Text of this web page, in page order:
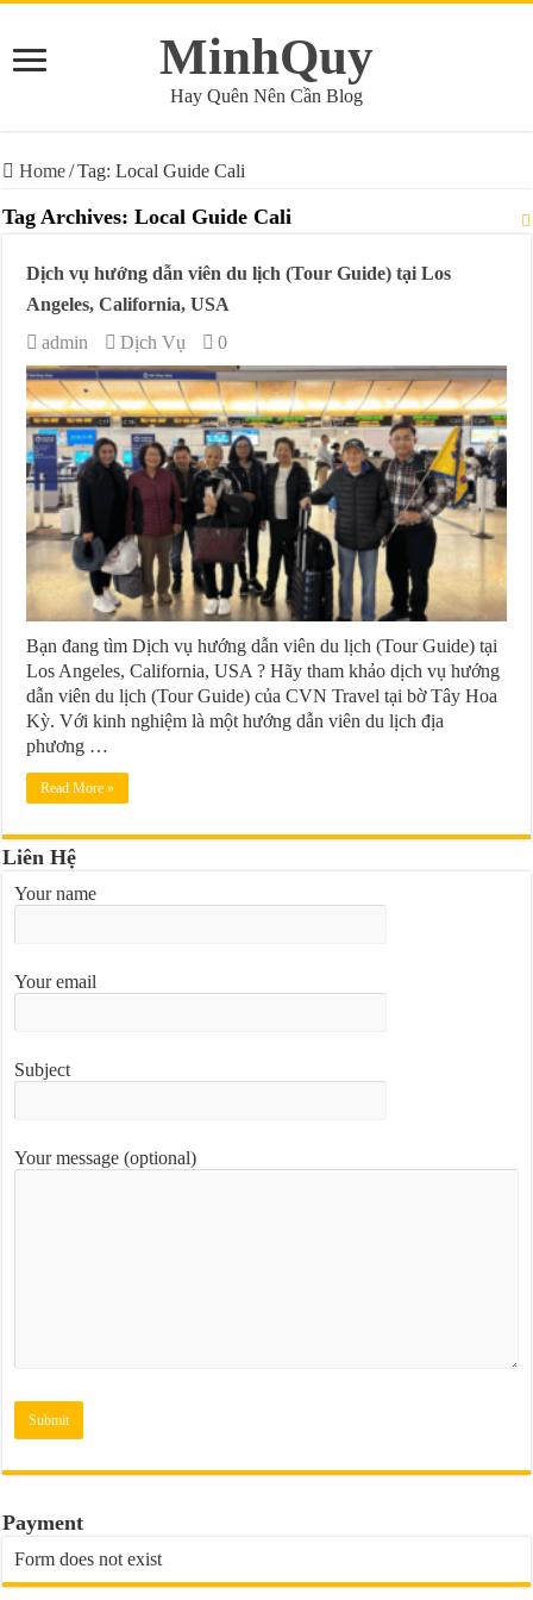
MinhQuy
Hay Quên Nên Cần Blog
Home/Tag:Local Guide Cali
Tag Archives:Local Guide Cali
Dịch vụ hướng dẫn viên du lịch (Tour Guide) tại Los
Angeles, California, USA
admin
Dịch Vụ 0
Bạn đang tìm Dịch vụ hướng dẫn viên du lịch (Tour Guide) tại
Los Angeles, California, USA ? Hãy tham khảo dịch vụ hướng
dẫn viên du lịch (Tour Guide) của CVN Travel tại bờ Tây Hoa
Kỳ. Với kinh nghiệm là một hướng dẫn viên du lịch địa
phương …
Read More »
Liên Hệ
Your name
Your email
Subject
Your message (optional)
Payment
Form does not exist